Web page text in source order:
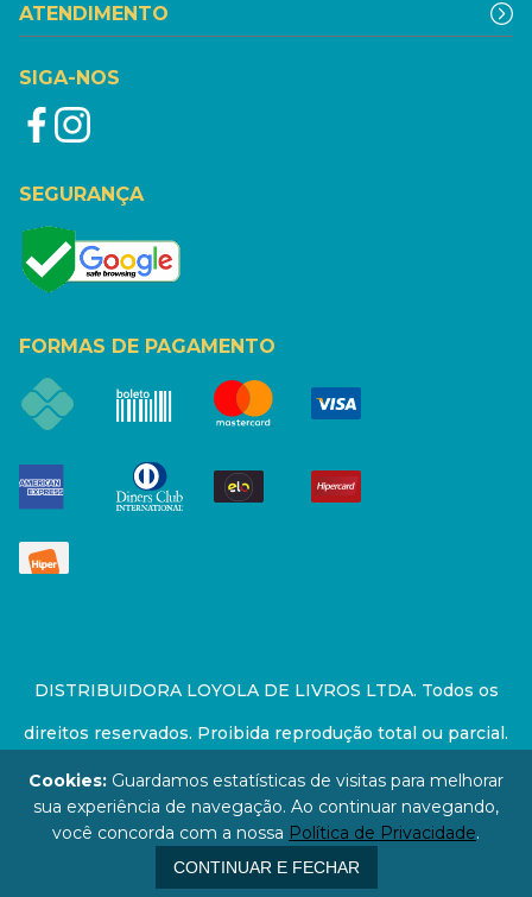
ATENDIMENTO
SIGA-NOS
SEGURANÇA
FORMAS DE PAGAMENTO
DISTRIBUIDORA LOYOLA DE LIVROS LTDA. Todos os
direitos reservados. Proibida reprodução total ou parcial.
Preços e estoque sujeito a alterações sem aviso prévio.
67.946.814/0001-94 - LOJA - Rua Senador Feijó - São
Paulo / SP - CEP: 01006-000
Cookies: Guardamos estatísticas de visitas para melhorar
sua experiência de navegação. Ao continuar navegando,
você concorda com a nossa Política de Privacidade.
CONTINUAR E FECHAR